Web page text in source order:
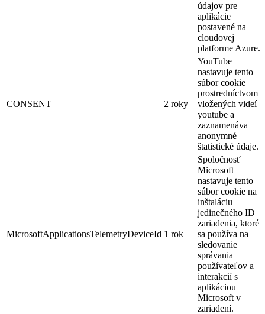
údajov pre
aplikácie
postavené na
cloudovej
platforme Azure.
CONSENT 2 roky
YouTube
nastavuje tento
súbor cookie
prostredníctvom
vložených videí
youtube a
zaznamenáva
anonymné
štatistické údaje.
MicrosoftApplicationsTelemetryDeviceId 1 rok
Spoločnosť
Microsoft
nastavuje tento
súbor cookie na
inštaláciu
jedinečného ID
zariadenia, ktoré
sa používa na
sledovanie
správania
používateľov a
interakcií s
aplikáciou
Microsoft v
zariadení.